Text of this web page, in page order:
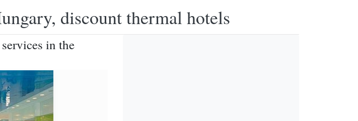
discount thermal hotels
in the